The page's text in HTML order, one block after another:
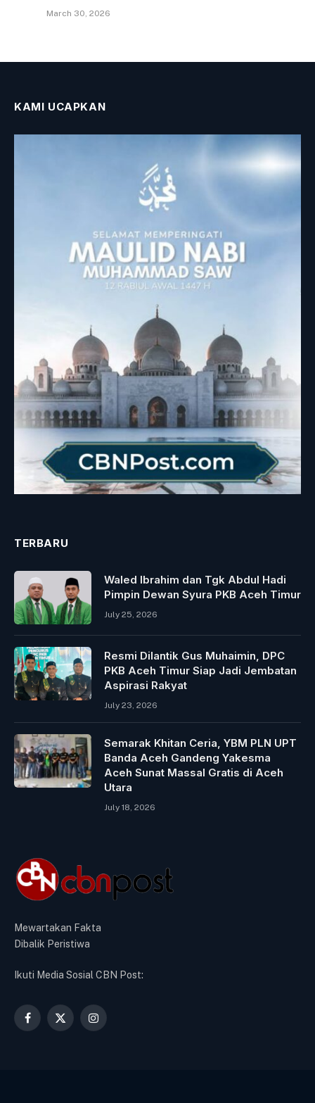
March 30, 2026
KAMI UCAPKAN
TERBARU
Waled Ibrahim dan Tgk Abdul Hadi
Pimpin Dewan Syura PKB Aceh Timur
July 25, 2026
Resmi Dilantik Gus Muhaimin, DPC
PKB Aceh Timur Siap Jadi Jembatan
Aspirasi Rakyat
July 23, 2026
Semarak Khitan Ceria, YBM PLN UPT
Banda Aceh Gandeng Yakesma
Aceh Sunat Massal Gratis di Aceh
Utara
July 18, 2026
Mewartakan Fakta
Dibalik Peristiwa
Ikuti Media Sosial CBN Post:
Facebook
X
Instagram